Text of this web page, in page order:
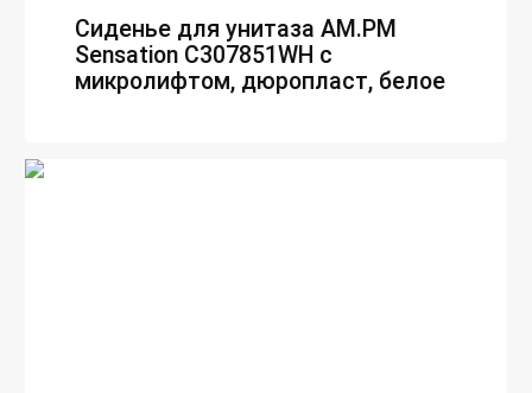
Сиденье для унитаза AM.PM
Sensation C307851WH с
микролифтом, дюропласт, белое